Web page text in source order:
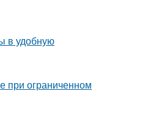
в удобную
при ограниченном